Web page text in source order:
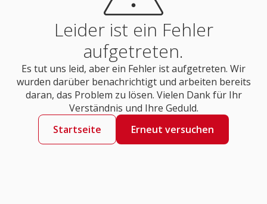
Leider ist ein Fehler
aufgetreten.
Es tut uns leid, aber ein Fehler ist aufgetreten. Wir
wurden darüber benachrichtigt und arbeiten bereits
daran, das Problem zu lösen. Vielen Dank für Ihr
Verständnis und Ihre Geduld.
Startseite
Erneut versuchen